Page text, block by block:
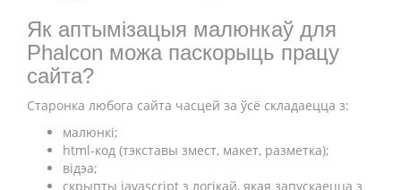
Як аптымізацыя малюнкаў для
Phalcon можа паскорыць працу
сайта?
Старонка любога сайта часцей за ўсё складаецца з:
малюнкі;
html-код (тэкставы змест, макет, разметка);
відэа;
скрыпты javascript з логікай, якая запускаецца з